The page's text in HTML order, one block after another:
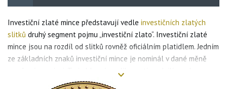
Investiční zlaté mince představují vedle investičních zlatých
slitků druhý segment pojmu „investiční zlato“. Investiční zlaté
mince jsou na rozdíl od slitků rovněž oficiálním platidlem. Jedním
ze základních znaků investiční mince je nominál v dané měně
vyražený na minci. To je hlavní rozdíl oproti medailím nebo
pamětním mincím. Investiční mince je naopak ražena pod